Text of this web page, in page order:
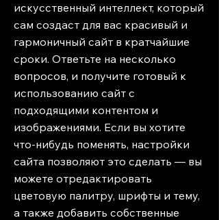
искусственный интеллект, который
сам создаст для вас красивый и
гармоничный сайт в кратчайшие
сроки. Ответьте на несколько
вопросов, и получите готовый к
использованию сайт с
подходящими контентом и
изображениями. Если вы хотите
что-нибудь поменять, настройки
сайта позволяют это сделать — вы
можете отредактировать
цветовую палитру, шрифты и тему,
а также добавить собственные